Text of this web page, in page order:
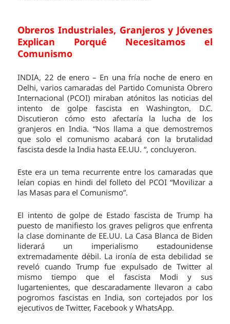
Obreros Industriales, Granjeros y Jóvenes
Explican Porqué Necesitamos el
Comunismo
INDIA, 22 de enero – En una fría noche de enero en
Delhi, varios camaradas del Partido Comunista Obrero
Internacional (PCOI) miraban atónitos las noticias del
intento de golpe fascista en Washington, D.C.
Discutieron cómo esto afectaría la lucha de los
granjeros en India. “Nos llama a que demostremos
que solo el comunismo acabará con la brutalidad
fascista desde la India hasta EE.UU. “, concluyeron.
Este era un tema recurrente entre los camaradas que
leían copias en hindi del folleto del PCOI “Movilizar a
las Masas para el Comunismo”.
El intento de golpe de Estado fascista de Trump ha
puesto de manifiesto los graves peligros que enfrenta
la clase dominante de EE.UU. La Casa Blanca de Biden
liderará un imperialismo estadounidense
extremadamente débil. La ironía de esta debilidad se
reveló cuando Trump fue expulsado de Twitter al
mismo tiempo que el fascista Modi y sus
lugartenientes, que descaradamente llevaron a cabo
pogromos fascistas en India, son cortejados por los
ejecutivos de Twitter, Facebook y WhatsApp.